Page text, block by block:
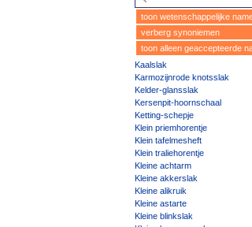
toon wetenschappelijke
verberg synoniemen
toon alleen geaccepteerde
Kaalslak
Karmozijnrode knotsslak
Kelder-glansslak
Kersenpit-hoornschaal
Ketting-schepje
Klein priemhorentje
Klein tafelmesheft
Klein traliehorentje
Kleine achtarm
Kleine akkerslak
Kleine alikruik
Kleine astarte
Kleine blinkslak